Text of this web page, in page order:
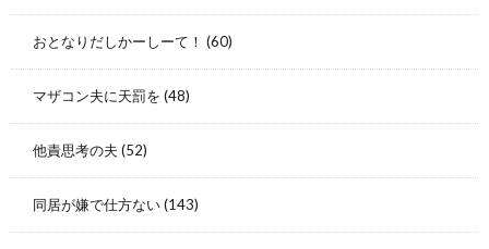
おとなりだしかーしーて！ (60)
マザコン夫に天罰を (48)
他責思考の夫 (52)
同居が嫌で仕方ない(143)